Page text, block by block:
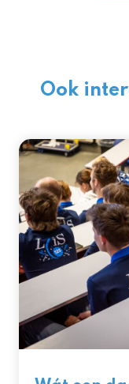
Ook